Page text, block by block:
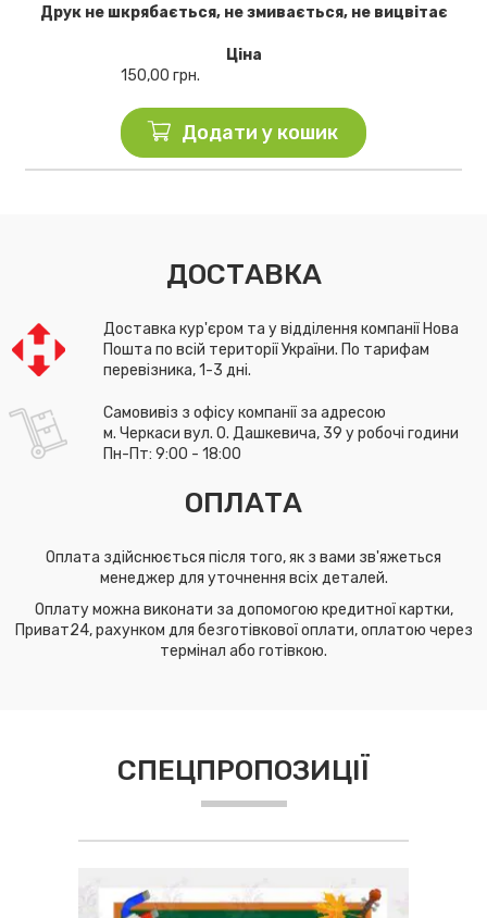
Друк не шкрябається, не змивається, не вицвітає
Ціна
150,00 грн.
Додати у кошик
ДОСТАВКА
Доставка кур'єром та у відділення компанії Нова
Пошта по всій території України. По тарифам
перевізника, 1-3 дні.
Самовивіз з офісу компанії за адресою
м. Черкаси вул. О. Дашкевича, 39 у робочі години
Пн-Пт: 9:00 - 18:00
ОПЛАТА
Оплата здійснюється після того, як з вами зв'яжеться
менеджер для уточнення всіх деталей.
Оплату можна виконати за допомогою кредитної картки,
Приват24, рахунком для безготівкової оплати, оплатою через
термінал або готівкою.
СПЕЦПРОПОЗИЦІЇ